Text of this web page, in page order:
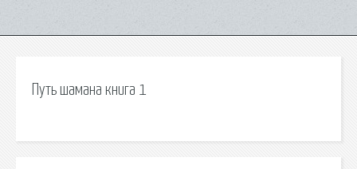
Путь шамана книга 1